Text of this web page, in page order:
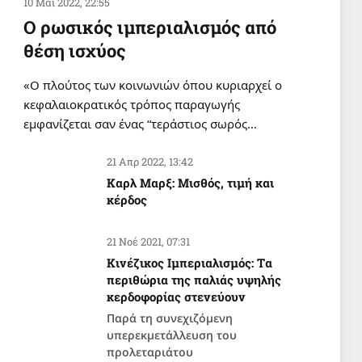
Η ΠΑΠΑΡΑ
Ο «μοιραίος» Μητσοτάκης και η
4 Αυγ 2026, 05:41
ΣΑΝ ΣΗΜΕΡΑ
4 Αυγ 2026, 00:01
Ζορίζονται από το μπλοκ της
Αντίστασης οι ξενόδουλοι αστοί
πολιτικοί της Βηρυτού
3 Αυγ 2026, 20:29
ΔΙΕΘΝΗ
Το Ιράν διαψεύδει ότι επήλθε
Ο ρωσικός ιμπεριαλισμός από
θέση ισχύος
«Ο πλούτος των κοινωνιών όπου κυριαρχεί ο
κεφαλαιοκρατικός τρόπος παραγωγής
εμφανίζεται σαν ένας “τεράστιος σωρός…
21 Απρ 2022, 13:42
Καρλ Μαρξ: Μισθός, τιμή και
κέρδος
21 Νοέ 2021, 07:31
Κινέζικος Ιμπεριαλισμός: Tα
περιθώρια της παλιάς υψηλής
κερδοφορίας στενεύουν
Παρά τη συνεχιζόμενη
υπερεκμετάλλευση του
προλεταριάτου